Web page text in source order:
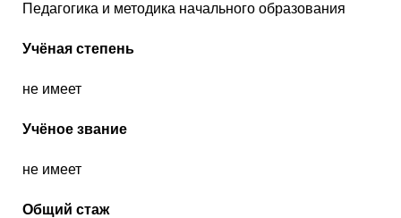
Педагогика и методика начального образования
Учёная степень
не имеет
Учёное звание
не имеет
Общий стаж